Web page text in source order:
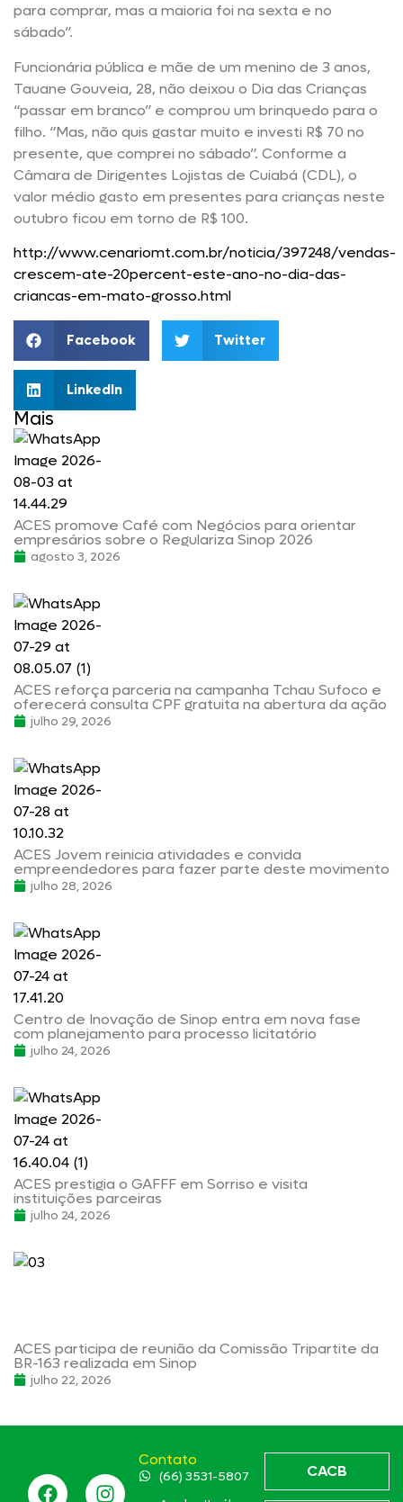
para comprar, mas a maioria foi na sexta e no
sábado”.
Funcionária pública e mãe de um menino de 3 anos,
Tauane Gouveia, 28, não deixou o Dia das Crianças
“passar em branco” e comprou um brinquedo para o
filho. “Mas, não quis gastar muito e investi R$ 70 no
presente, que comprei no sábado”. Conforme a
Câmara de Dirigentes Lojistas de Cuiabá (CDL), o
valor médio gasto em presentes para crianças neste
outubro ficou em torno de R$ 100.
http://www.cenariomt.com.br/noticia/397248/vendas-
crescem-ate-20percent-este-ano-no-dia-das-
criancas-em-mato-grosso.html
Facebook Twitter
LinkedIn
Mais
ACES promove Café com Negócios para orientar
empresários sobre o Regulariza Sinop 2026
agosto 3, 2026
ACES reforça parceria na campanha Tchau Sufoco e
oferecerá consulta CPF gratuita na abertura da ação
julho 29, 2026
ACES Jovem reinicia atividades e convida
empreendedores para fazer parte deste movimento
julho 28, 2026
Centro de Inovação de Sinop entra em nova fase
com planejamento para processo licitatório
julho 24, 2026
ACES prestigia o GAFFF em Sorriso e visita
instituições parceiras
julho 24, 2026
ACES participa de reunião da Comissão Tripartite da
BR-163 realizada em Sinop
julho 22, 2026
Contato
(66) 3531-5807
CACB